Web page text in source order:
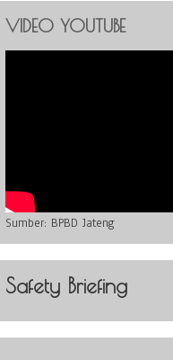
VIDEO YOUTUBE
Sumber: BPBD Jateng
Safety Briefing